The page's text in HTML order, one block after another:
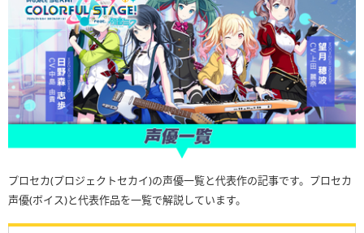
プロセカ(プロジェクトセカイ)の声優一覧と代表作の記事です。プロセカ
声優(ボイス)と代表作品を一覧で解説しています。